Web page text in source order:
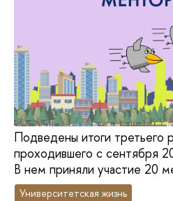
Подведены итоги третьего
проходившего с сентября
В нем приняли участие 20
Университетская жизнь